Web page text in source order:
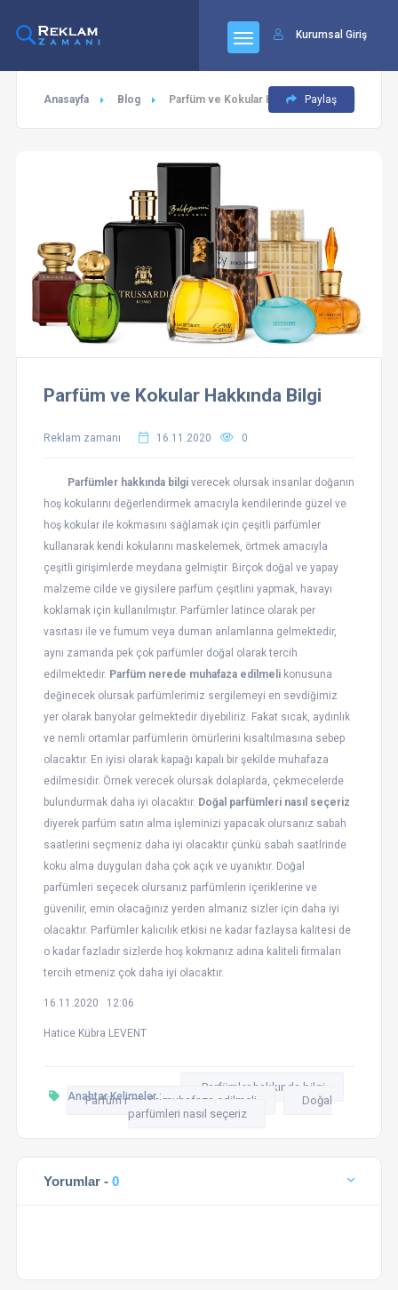
Kurumsal Giriş
Anasayfa Blog Parfüm ve Kokular Hakkında Bilgi
Paylaş
Parfüm ve Kokular Hakkında Bilgi
Reklam zamanı 16.11.2020 0
Parfümler hakkında bilgiverecek olursak insanlar doğanın
hoş kokularını değerlendirmek amacıyla kendilerinde güzel ve
hoş kokular ile kokmasını sağlamak için çeşitli parfümler
kullanarak kendi kokularını maskelemek, örtmek amacıyla
çeşitli girişimlerde meydana gelmiştir. Birçok doğal ve yapay
malzeme cilde ve giysilere parfüm çeşitlini yapmak, havayı
koklamak için kullanılmıştır. Parfümler latince olarak per
vasıtası ile ve fumum veya duman anlamlarına gelmektedir,
aynı zamanda pek çok parfümler doğal olarak tercih
edilmektedir. Parfüm nerede muhafaza edilmeli konusuna
değinecek olursak parfümlerimiz sergilemeyi en sevdiğimiz
yer olarak banyolar gelmektedir diyebiliriz. Fakat sıcak, aydınlık
ve nemli ortamlar parfümlerin ömürlerini kısaltılmasına sebep
olacaktır. En iyisi olarak kapağı kapalı bir şekilde muhafaza
edilmesidir. Örnek verecek olursak dolaplarda, çekmecelerde
bulundurmak daha iyi olacaktır. Doğal parfümleri nasıl seçeriz
diyerek parfüm satın alma işleminizi yapacak olursanız sabah
saatlerini seçmeniz daha iyi olacaktır çünkü sabah saatlrinde
koku alma duyguları daha çok açık ve uyanıktır. Doğal
parfümleri seçecek olursanız parfümlerin içeriklerine ve
güvenilir, emin olacağınız yerden almanız sizler için daha iyi
olacaktır. Parfümler kalıcılık etkisi ne kadar fazlaysa kalitesi de
o kadar fazladır sizlerde hoş kokmanız adına kaliteli firmaları
tercih etmeniz çok daha iyi olacaktır.
16.11.2020 12:06
Hatice Kübra LEVENT
Anahtar Kelimeler :
Parfümler hakkında bilgi
Parfüm nerede muhafaza edilmeli
Doğal
parfümleri nasıl seçeriz
Yorumlar - 0